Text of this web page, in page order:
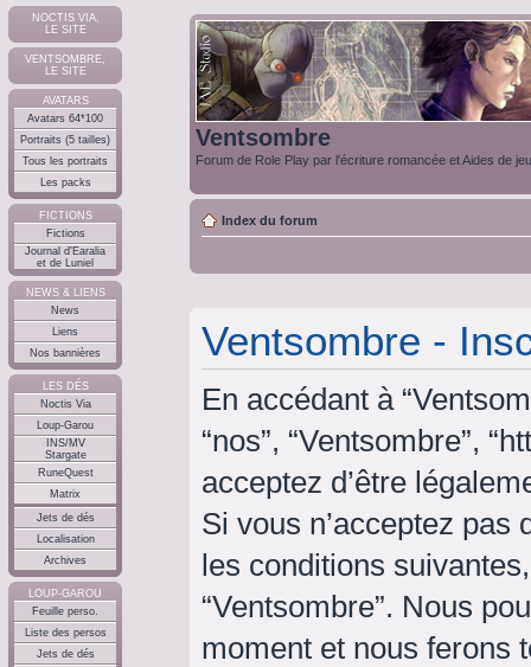
NOCTIS VIA,
LE SITE
VENTSOMBRE,
LE SITE
AVATARS
Avatars 64*100
Portraits (5 tailles)
Tous les portraits
Les packs
FICTIONS
Fictions
Journal d'Earalia
et de Luniel
NEWS & LIENS
News
Liens
Nos bannières
LES DÉS
Noctis Via
Loup-Garou
INS/MV
Stargate
RuneQuest
Matrix
Jets de dés
Localisation
Archives
LOUP-GAROU
Feuille perso.
Liste des persos
Jets de dés
Ventsombre
Forum de Role Play par l'écriture romancée et Aides de
Index du forum
Ventsombre -
En accédant à
“nos”, “Ventsombre”,
acceptez d’être
Si vous n’acceptez pas
les conditions
“Ventsombre”. Nous
moment et nous ferons